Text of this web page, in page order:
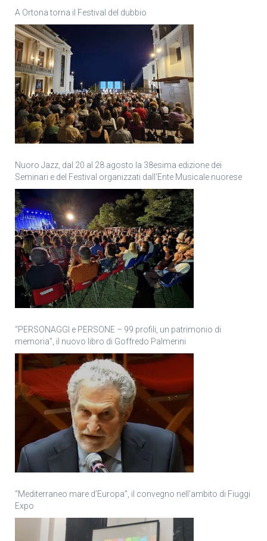
A Ortona torna il Festival del dubbio
Nuoro Jazz, dal 20 al 28 agosto la 38esima edizione dei
Seminari e del Festival organizzati dall’Ente Musicale nuorese
“PERSONAGGI e PERSONE – 99 profili, un patrimonio di
memoria”, il nuovo libro di Goffredo Palmerini
“Mediterraneo mare d’Europa”, il convegno nell’ambito di Fiuggi
Expo